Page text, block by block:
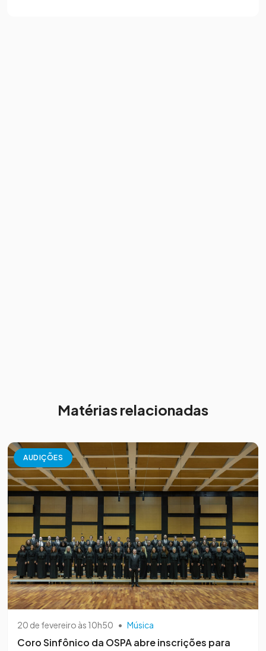
Matérias relacionadas
AUDIÇÕES
20 de fevereiro às 10h50 • Música
Coro Sinfônico da OSPA abre inscrições para